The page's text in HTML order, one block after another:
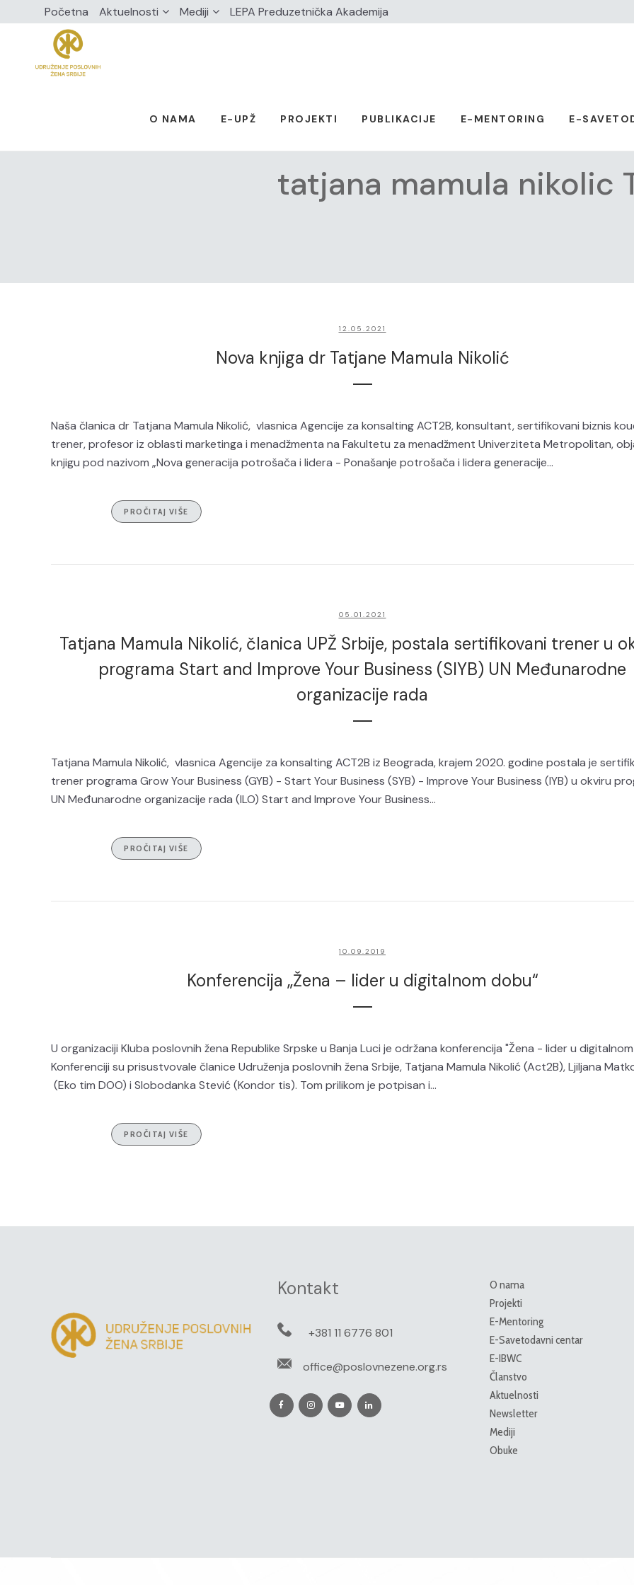
Početna Aktuelnosti Mediji LEPA Preduzetnička Akademija
O NAMA E-UPŽ PROJEKTI PUBLIKACIJE E-MENTORING E-
tatjana mamula nikolic
12.05.2021
Nova knjiga dr Tatjane Mamula Nikolić
Naša članica dr Tatjana Mamula Nikolić, vlasnica Agencije za konsalting ACT2B, konsultant, sertifikovani biznis
trener, profesor iz oblasti marketinga i menadžmenta na Fakultetu za menadžment Univerziteta Metropolitan,
knjigu pod nazivom „Nova generacija potrošača i lidera - Ponašanje potrošača i lidera generacije...
PROČITAJ VIŠE
05.01.2021
Tatjana Mamula Nikolić, članica UPŽ Srbije, postala sertifikovani trener u
programa Start and Improve Your Business (SIYB) UN Međunarodne
organizacije rada
Tatjana Mamula Nikolić, vlasnica Agencije za konsalting ACT2B iz Beograda, krajem 2020. godine postala je
trener programa Grow Your Business (GYB) - Start Your Business (SYB) - Improve Your Business (IYB) u okviru
UN Međunarodne organizacije rada (ILO) Start and Improve Your Business...
PROČITAJ VIŠE
10.09.2019
Konferencija „Žena – lider u digitalnom dobu“
U organizaciji Kluba poslovnih žena Republike Srpske u Banja Luci je održana konferencija "Žena - lider u
Konferenciji su prisustvovale članice Udruženja poslovnih žena Srbije, Tatjana Mamula Nikolić (Act2B), Ljiljana
(Eko tim DOO) i Slobodanka Stević (Kondor tis). Tom prilikom je potpisan i...
PROČITAJ VIŠE
Kontakt
+381 11 6776 801
office@poslovnezene.org.rs
O nama
Projekti
E-Mentoring
E-Savetodavni centar
E-IBWC
Članstvo
Aktuelnosti
Newsletter
Mediji
Obuke